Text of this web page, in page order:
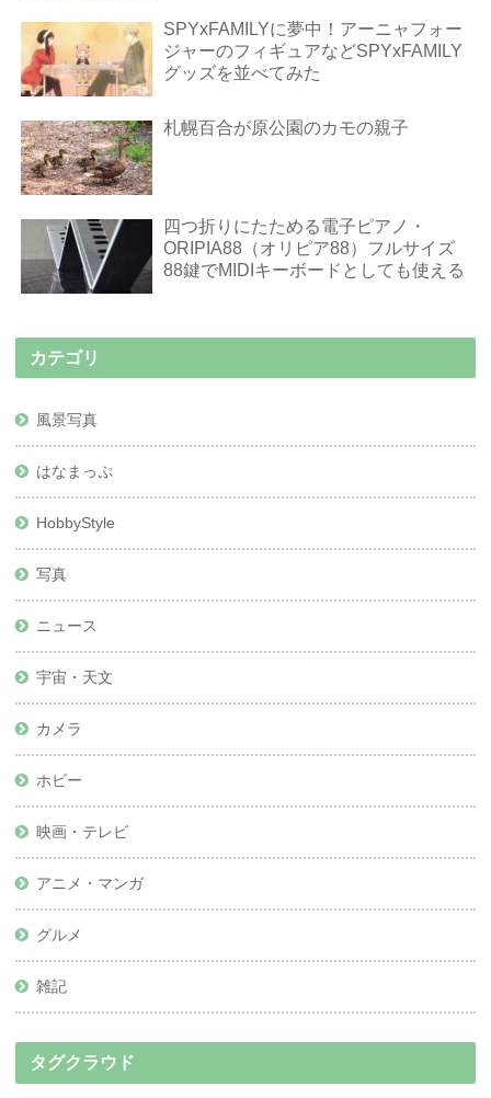
SPYxFAMILYに夢中！アーニャフォー
ジャーのフィギュアなどSPYxFAMILY
グッズを並べてみた
札幌百合が原公園のカモの親子
四つ折りにたためる電子ピアノ・
ORIPIA88（オリピア88）フルサイズ
88鍵でMIDIキーボードとしても使える
カテゴリ
風景写真
はなまっぷ
HobbyStyle
写真
ニュース
宇宙・天文
カメラ
ホビー
映画・テレビ
アニメ・マンガ
グルメ
雑記
タグクラウド